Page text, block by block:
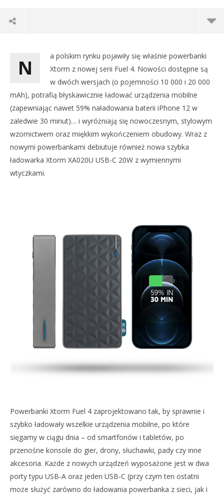
NOWE POWERBANKI XTORM FUEL 4, CZYLI SZYBKIE
ŁADOWANIE W STYLOWEJ OPRAWIE
stycznia
2021
Cezary
Pagórek
N
a polskim rynku pojawiły się właśnie powerbanki
Xtorm z nowej serii Fuel 4. Nowości dostępne są
w dwóch wersjach (o pojemności 10 000 i 20 000
mAh), potrafią błyskawicznie ładować urządzenia mobilne
(zapewniając nawet 59% naładowania baterii iPhone 12 w
zaledwie 30 minut)… i wyróżniają się nowoczesnym, stylowym
wzornictwem oraz miękkim wykończeniem obudowy. Wraz z
nowymi powerbankami debiutuje również nowa szybka
ładowarka Xtorm XA020U USB-C 20W z wymiennymi
wtyczkami.
Powerbanki Xtorm Fuel 4 zaprojektowano tak, by sprawnie i
szybko ładowały wszelkie urządzenia mobilne, po które
sięgamy w ciągu dnia – od smartfonów i tabletów, po
przenośne konsole do gier, drony, słuchawki, pady czy inne
akcesoria. Każde z nowych urządzeń wyposażone jest w dwa
porty typu USB-A oraz jeden USB-C (przy czym ten ostatni
może służyć zarówno do ładowania powerbanka z sieci, jak i